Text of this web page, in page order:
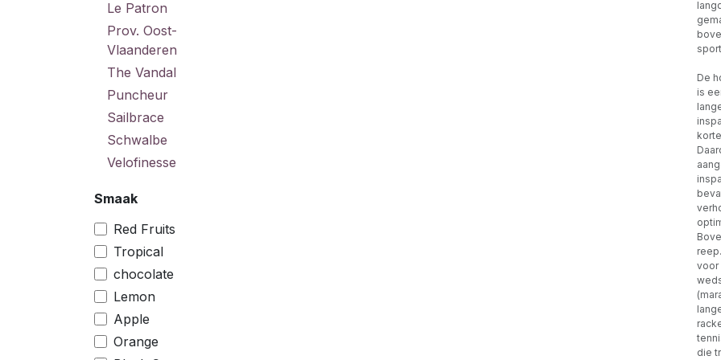
Le Patron
Prov. Oost-
Vlaanderen
The Vandal
Puncheur
Sailbrace
Schwalbe
Velofinesse
Smaak
Red Fruits
Tropical
chocolate
Lemon
Apple
Orange
De
is
voor
die